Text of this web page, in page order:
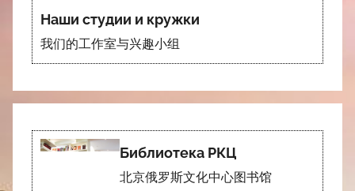
Наши студии и кружки
我们的工作室与兴趣小组
Библиотека РКЦ
北京俄罗斯文化中心图书馆